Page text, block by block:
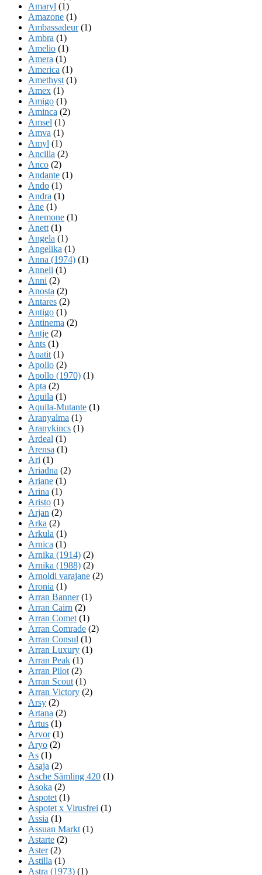
Amaryl (1)
Amazone (1)
Ambassadeur(1)
Ambra (1)
Amelio (1)
Amera (1)
America (1)
Amethyst (1)
Amex (1)
Amigo (1)
Aminca (2)
Amsel (1)
Amva (1)
Amyl (1)
Ancilla (2)
Anco (2)
Andante (1)
Ando (1)
Andra (1)
Ane (1)
Anemone (1)
Anett (1)
Angela (1)
Angelika (1)
Anna (1974) (1)
Anneli (1)
Anni (2)
Anosta (2)
Antares (2)
Antigo (1)
Antinema (2)
Antje (2)
Ants (1)
Apatit (1)
Apollo (2)
Apollo (1970) (1)
Apta (2)
Aquila (1)
Aquila-Mutante (1)
Aranyalma (1)
Aranykincs (1)
Ardeal (1)
Arensa (1)
Ari (1)
Ariadna (2)
Ariane (1)
Arina (1)
Aristo (1)
Arjan (2)
Arka (2)
Arkula (1)
Arnica (1)
Arnika (1914) (2)
Arnika (1988) (2)
Arnoldi varajane (2)
Aronia (1)
Arran Banner(1)
Arran Cairn (2)
Arran Comet (1)
Arran Comrade (2)
Arran Consul (1)
Arran Luxury (1)
Arran Peak (1)
Arran Pilot (2)
Arran Scout (1)
Arran Victory (2)
Arsy (2)
Artana (2)
Artus (1)
Arvor(1)
Aryo (2)
As (1)
Asaja (2)
Asche Sämling 420 (1)
Asoka (2)
Aspotet (1)
Aspotet x Virusfrei (1)
Assia (1)
Assuan Markt (1)
Astarte (2)
Aster(2)
Astilla (1)
Astra (1973) (1)